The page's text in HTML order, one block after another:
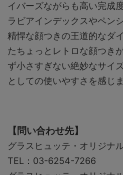
イバーズながらも高い完成
ラビアインデックスやペン
精悍な顔つきの王道的なダ
たちょっとレトロな顔つき
ず小さすぎない絶妙なサイ
としての使いやすさを感じ
【問い合わせ先】
グラスヒュッテ・オリジナ
TEL：03-6254-7266